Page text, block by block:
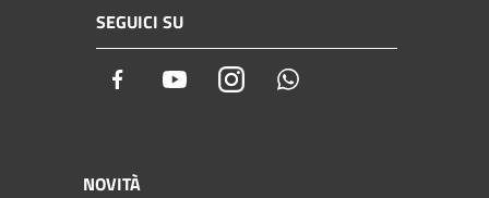
SEGUICI SU
Facebook YoutubeInstagram
NOVITÀ